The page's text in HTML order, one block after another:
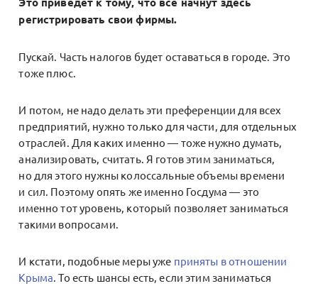
регистрировать свои фирмы.
Пускай. Часть налогов будет оставаться в городе. Это
тоже плюс.
И потом, не надо делать эти преференции для всех
предприятий, нужно только для части, для отдельных
отраслей. Для каких именно — тоже нужно думать,
анализировать, считать. Я готов этим заниматься,
но для этого нужны колоссальные объемы времени
и сил. Поэтому опять же именно Госдума — это
именно тот уровень, который позволяет заниматься
такими вопросами.
И кстати, подобные меры уже приняты в отношении
Крыма. То есть шансы есть, если этим заниматься